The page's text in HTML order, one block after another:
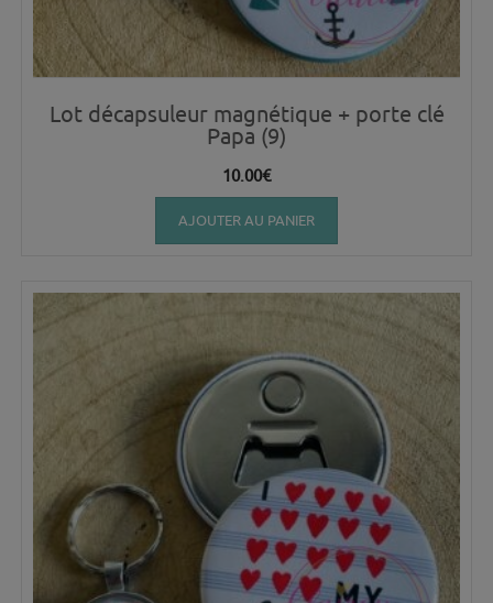
Lot décapsuleur magnétique + porte clé
Papa (9)
10.00€
AJOUTER AU PANIER